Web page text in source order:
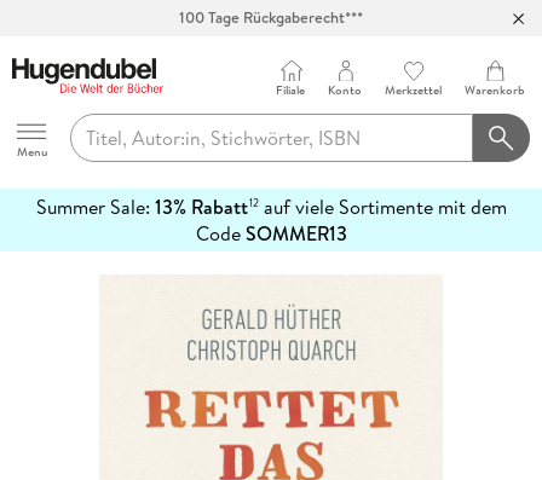
100 Tage Rückgaberecht***
Hugendubel
Menu
Filiale Konto Merkzettel Warenkorb
Summer Sale: 13% Rabatt12auf viele Sortimente mit dem
CodeSOMMER13
erfahren